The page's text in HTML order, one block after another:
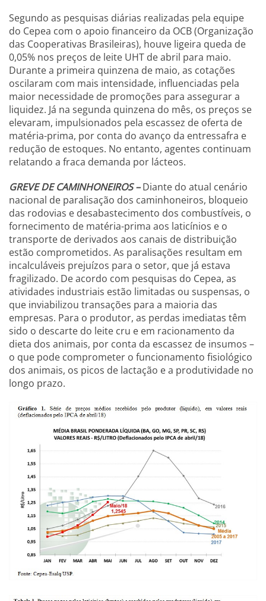
Segundo as pesquisas diárias realizadas pela equipe
do Cepea com o apoio financeiro da OCB (Organização
das Cooperativas Brasileiras), houve ligeira queda de
0,05% nos preços de leite UHT de abril para maio.
Durante a primeira quinzena de maio, as cotações
oscilaram com mais intensidade, influenciadas pela
maior necessidade de promoções para assegurar a
liquidez. Já na segunda quinzena do mês, os preços se
elevaram, impulsionados pela escassez de oferta de
matéria-prima, por conta do avanço da entressafra e
redução de estoques. No entanto, agentes continuam
relatando a fraca demanda por lácteos.
GREVE DE CAMINHONEIROS –Diante do atual cenário
nacional de paralisação dos caminhoneiros, bloqueio
das rodovias e desabastecimento dos combustíveis, o
fornecimento de matéria-prima aos laticínios e o
transporte de derivados aos canais de distribuição
estão comprometidos. As paralisações resultam em
incalculáveis prejuízos para o setor, que já estava
fragilizado. De acordo com pesquisas do Cepea, as
atividades industriais estão limitadas ou suspensas, o
que inviabilizou transações para a maioria das
empresas. Para o produtor, as perdas imediatas têm
sido o descarte do leite cru e em racionamento da
dieta dos animais, por conta da escassez de insumos –
o que pode comprometer o funcionamento fisiológico
dos animais, os picos de lactação e a produtividade no
longo prazo.